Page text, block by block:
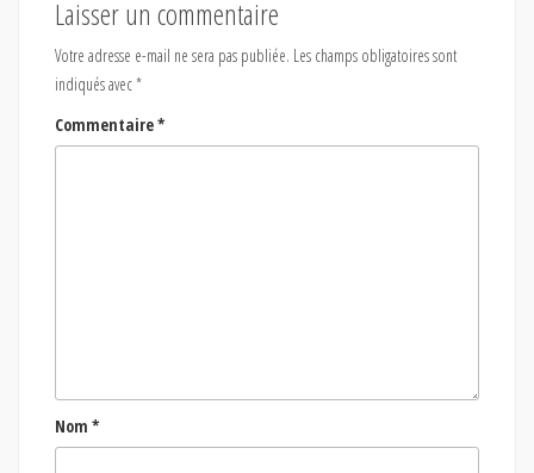
Laisser un commentaire
Votre adresse e-mail ne sera pas publiée. Les champs obligatoires sont
indiqués avec*
Commentaire*
Nom *